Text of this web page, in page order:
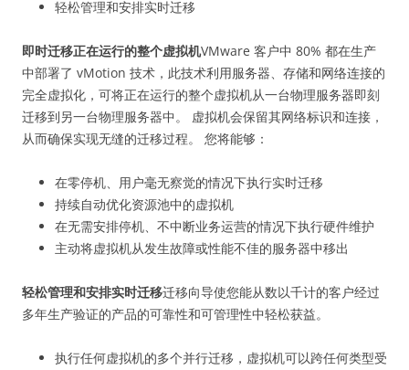
轻松管理和安排实时迁移
即时迁移正在运行的整个虚拟机VMware 客户中 80% 都在生产
中部署了 vMotion 技术，此技术利用服务器、存储和网络连接的
完全虚拟化，可将正在运行的整个虚拟机从一台物理服务器即刻
迁移到另一台物理服务器中。 虚拟机会保留其网络标识和连接，
从而确保实现无缝的迁移过程。 您将能够：
在零停机、用户毫无察觉的情况下执行实时迁移
持续自动优化资源池中的虚拟机
在无需安排停机、不中断业务运营的情况下执行硬件维护
主动将虚拟机从发生故障或性能不佳的服务器中移出
轻松管理和安排实时迁移迁移向导使您能从数以千计的客户经过
多年生产验证的产品的可靠性和可管理性中轻松获益。
执行任何虚拟机的多个并行迁移，虚拟机可以跨任何类型受